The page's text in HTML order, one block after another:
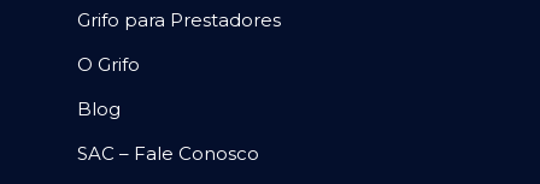
Grifo para Prestadores
O Grifo
Blog
SAC – Fale Conosco